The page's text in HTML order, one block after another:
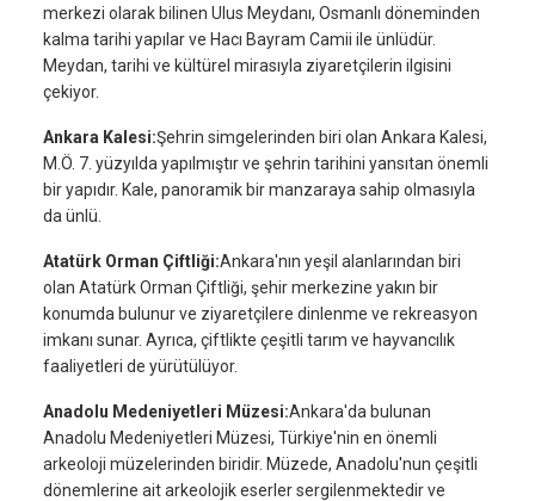
merkezi olarak bilinen Ulus Meydanı, Osmanlı döneminden
kalma tarihi yapılar ve Hacı Bayram Camii ile ünlüdür.
Meydan, tarihi ve kültürel mirasıyla ziyaretçilerin ilgisini
çekiyor.
Ankara Kalesi:Şehrin simgelerinden biri olan Ankara Kalesi,
M.Ö. 7. yüzyılda yapılmıştır ve şehrin tarihini yansıtan önemli
bir yapıdır. Kale, panoramik bir manzaraya sahip olmasıyla
da ünlü.
Atatürk Orman Çiftliği:Ankara'nın yeşil alanlarından biri
olan Atatürk Orman Çiftliği, şehir merkezine yakın bir
konumda bulunur ve ziyaretçilere dinlenme ve rekreasyon
imkanı sunar. Ayrıca, çiftlikte çeşitli tarım ve hayvancılık
faaliyetleri de yürütülüyor.
Anadolu Medeniyetleri Müzesi:Ankara'da bulunan
Anadolu Medeniyetleri Müzesi, Türkiye'nin en önemli
arkeoloji müzelerinden biridir. Müzede, Anadolu'nun çeşitli
dönemlerine ait arkeolojik eserler sergilenmektedir ve